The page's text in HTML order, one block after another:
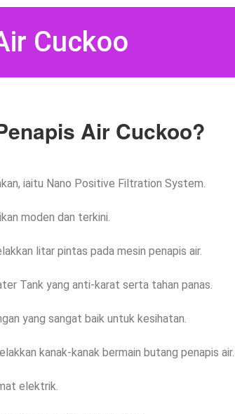
Cuckoo
Air Cuckoo?
iaitu Nano Positive Filtration System.
moden dan terkini.
litar pintas pada mesin penapis air.
Tank yang anti-karat serta tahan panas.
yang sangat baik untuk kesihatan.
kanak-kanak bermain butang penapis air.
elektrik.